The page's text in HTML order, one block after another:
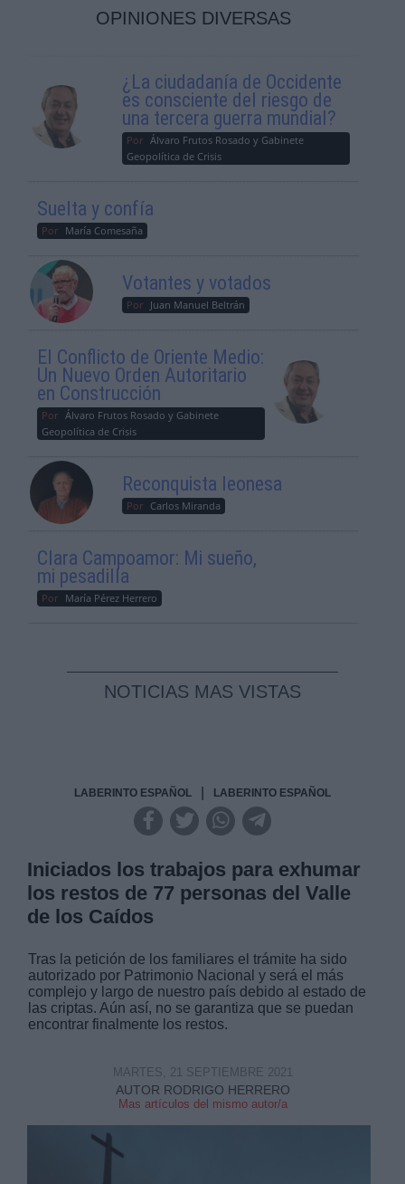
OPINIONES DIVERSAS
¿La ciudadanía de Occidente
es consciente del riesgo de
una tercera guerra mundial?
Por Álvaro Frutos Rosado y Gabinete
Geopolítica de Crisis
Suelta y confía
Por María Comesaña
Votantes y votados
Por Juan Manuel Beltrán
El Conflicto de Oriente Medio:
Un Nuevo Orden Autoritario
en Construcción
Por Álvaro Frutos Rosado y Gabinete
Geopolítica de Crisis
Reconquista leonesa
Por Carlos Miranda
Clara Campoamor: Mi sueño,
mi pesadilla
Por María Pérez Herrero
NOTICIAS MAS VISTAS
LABERINTO ESPAÑOL LABERINTO ESPAÑOL
Iniciados los trabajos para exhumar
los restos de 77 personas del Valle
de los Caídos
Tras la petición de los familiares el trámite ha sido
autorizado por Patrimonio Nacional y será el más
complejo y largo de nuestro país debido al estado de
las criptas. Aún así, no se garantiza que se puedan
encontrar finalmente los restos.
AUTOR RODRIGO HERRERO
Mas artículos del mismo autor/a
MARTES, 21 SEPTIEMBRE 2021